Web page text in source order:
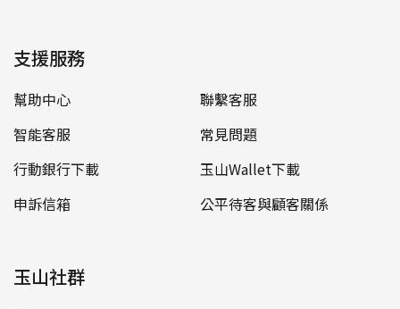
支援服務
幫助中心
聯繫客服
智能客服
常見問題
行動銀行下載
玉山Wallet下載
申訴信箱
公平待客與顧客關係
玉山社群